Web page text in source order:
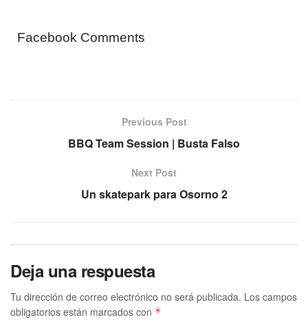
Facebook Comments
Previous Post
BBQ Team Session | Busta Falso
Next Post
Un skatepark para Osorno 2
Deja una respuesta
Tu dirección de correo electrónico no será publicada. Los campos
obligatorios están marcados con *